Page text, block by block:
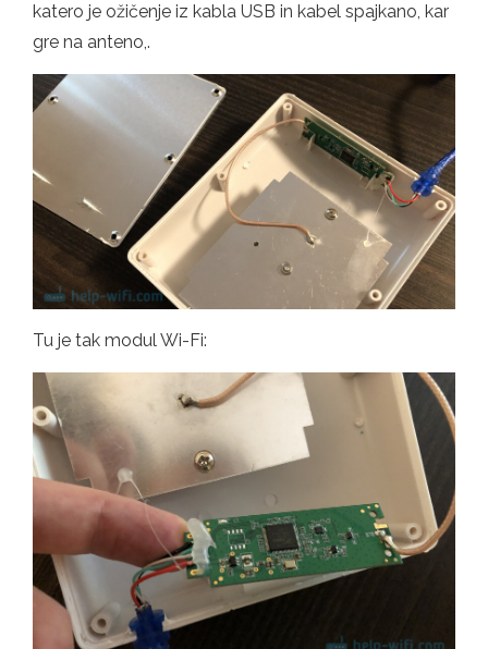
katero je ožičenje iz kabla USB in kabel spajkano, kar
gre na anteno,.
Tu je tak modul Wi-Fi: